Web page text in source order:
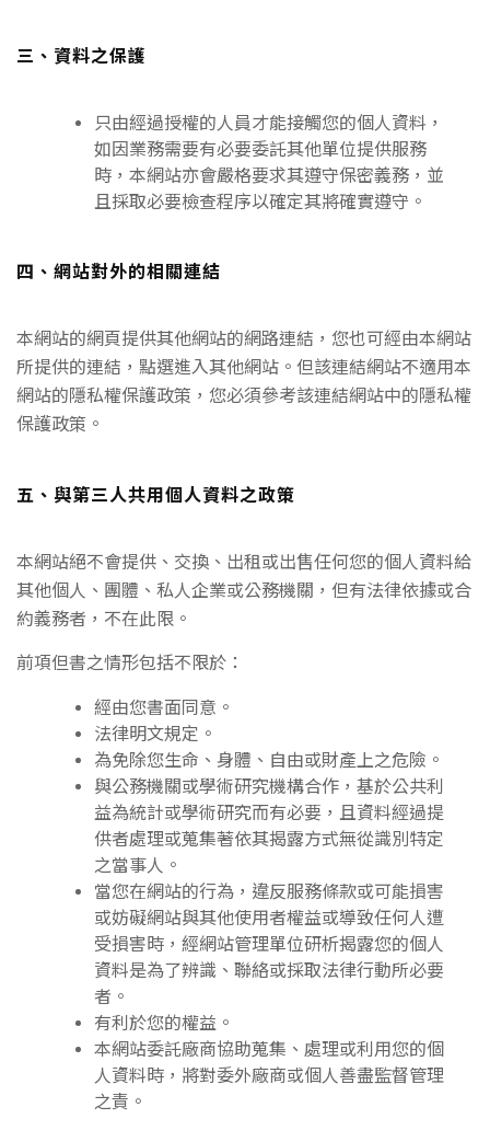
三、資料之保護
只由經過授權的人員才能接觸您的個人資料，
如因業務需要有必要委託其他單位提供服務
時，本網站亦會嚴格要求其遵守保密義務，並
且採取必要檢查程序以確定其將確實遵守。
四、網站對外的相關連結
本網站的網頁提供其他網站的網路連結，您也可經由本網站
所提供的連結，點選進入其他網站。但該連結網站不適用本
網站的隱私權保護政策，您必須參考該連結網站中的隱私權
保護政策。
五、與第三人共用個人資料之政策
本網站絕不會提供、交換、出租或出售任何您的個人資料給
其他個人、團體、私人企業或公務機關，但有法律依據或合
約義務者，不在此限。
前項但書之情形包括不限於：
經由您書面同意。
法律明文規定。
為免除您生命、身體、自由或財產上之危險。
與公務機關或學術研究機構合作，基於公共利
益為統計或學術研究而有必要，且資料經過提
供者處理或蒐集著依其揭露方式無從識別特定
之當事人。
當您在網站的行為，違反服務條款或可能損害
或妨礙網站與其他使用者權益或導致任何人遭
受損害時，經網站管理單位研析揭露您的個人
資料是為了辨識、聯絡或採取法律行動所必要
者。
有利於您的權益。
本網站委託廠商協助蒐集、處理或利用您的個
人資料時，將對委外廠商或個人善盡監督管理
之責。